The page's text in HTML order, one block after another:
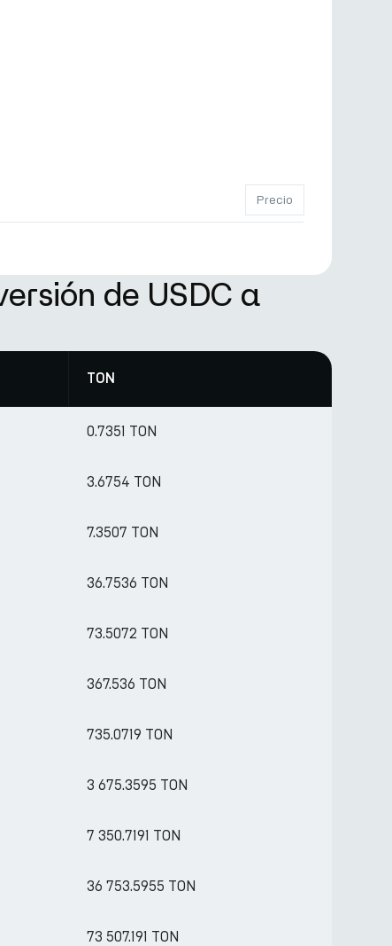
Precio
de USDC a
TON
0.7351 TON
3.6754 TON
7.3507 TON
36.7536 TON
73.5072 TON
367.536 TON
735.0719 TON
3 675.3595 TON
7 350.7191 TON
36 753.5955 TON
73 507.191 TON